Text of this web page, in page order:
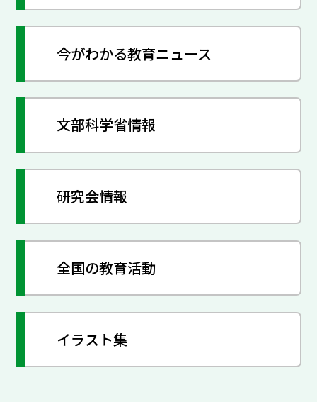
今がわかる教育ニュース
文部科学省情報
研究会情報
全国の教育活動
イラスト集